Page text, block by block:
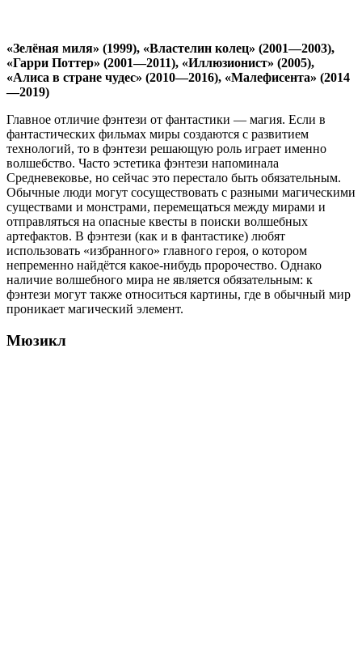
«Зелёная миля» (1999), «Властелин колец» (2001—2003),
«Гарри Поттер» (2001—2011), «Иллюзионист» (2005),
«Алиса в стране чудес» (2010—2016), «Малефисента» (2014
—2019)
Главное отличие фэнтези от фантастики — магия. Если в
фантастических фильмах миры создаются с развитием
технологий, то в фэнтези решающую роль играет именно
волшебство. Часто эстетика фэнтези напоминала
Средневековье, но сейчас это перестало быть обязательным.
Обычные люди могут сосуществовать с разными магическими
существами и монстрами, перемещаться между мирами и
отправляться на опасные квесты в поиски волшебных
артефактов. В фэнтези (как и в фантастике) любят
использовать «избранного» главного героя, о котором
непременно найдётся какое-нибудь пророчество. Однако
наличие волшебного мира не является обязательным: к
фэнтези могут также относиться картины, где в обычный мир
проникает магический элемент.
Мюзикл